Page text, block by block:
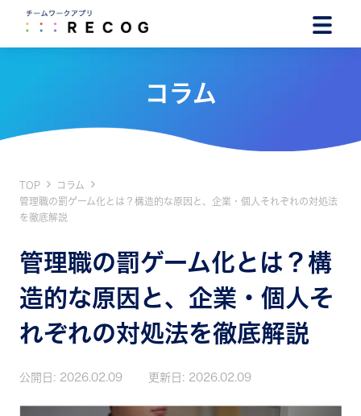
コラム
TOP
コラム
管理職の罰ゲーム化とは？構造的な原因と、企業・個人それぞれの対処法
を徹底解説
管理職の罰ゲーム化とは？構
造的な原因と、企業・個人そ
れぞれの対処法を徹底解説
公開日: 2026.02.09 更新日: 2026.02.09